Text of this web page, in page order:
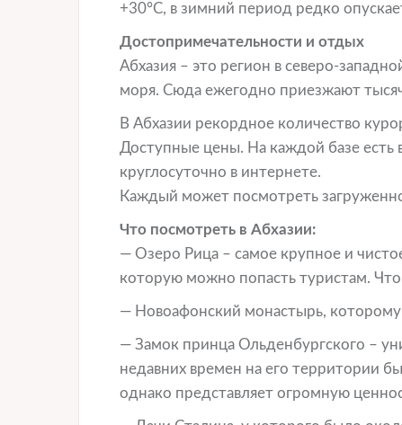
+30°С, в зимний период редко
Достопримечательности и отдых
Абхазия – это регион в северо-
моря. Сюда ежегодно приезжают
В Абхазии рекордное количество
Доступные цены. На каждой базе есть
круглосуточно в интернете.
Каждый может посмотреть
Что посмотреть в Абхазии:
— Озеро Рица – самое крупное и
которую можно попасть туристам.
— Новоафонский монастырь,
— Замок принца Ольденбургского –
недавних времен на его территории
однако представляет огромную